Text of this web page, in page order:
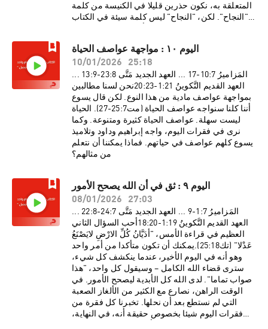
المتعلقة به، نكون حذرين قليلا في الكنيسة من كلمة
"النجاح". لكن، "النجاح" ليس كلمة سيئة في الكتاب
56) – وكل مرة في إشارة إيجابية جدا.النجاح بركة من
عند الرب (ع31، 50). النجاح أمر حسن. لكن خدمة
اليوم ١٠ : مواجهة عواصف الحياة
10/01/2026
25:18
المَزاميرُ 7:‏10-‏17 ... العهد الجديد مَتَّى 8:‏23-‏9:‏13 ...
العهد القديم التَّكوينُ 21:‏1-‏23:‏20نحن لسنا مطالبين
بمواجهة عواصف مادية من هذا النوع. لكن قال يسوع
أننا كلنا سنواجه عواصف الحياة (مت25:7-27). الحياة
ليست سهلة. عواصف الحياة كثيرة ومتنوعة. وكما
نرى في فقرات اليوم، واجه إبراهيم وداود وتلاميذ
يسوع كلهم عواصف في حياتهم. فماذا يمكننا أن نتعلم
من مثالهم؟
اليوم ٩ : ثق في أن الله يصحح الأمور
08/01/2026
27:03
المَزاميرُ 7:‏1-‏9 ... العهد الجديد مَتَّى 7:‏24-‏8:‏22 ...
العهد القديم التَّكوينُ 19:‏1-‏20:‏18أحب السؤال الثاني
العظيم في قراءة الأمس، "أدَيَّانُ كُلِّ الارْضِ لايَصْنَعُ
عَدْلا" (تك25:18).يمكنك أن تكون متأكدا من أمر واحد
وهو أنه في اليوم الأخير، عندما ينكشف كل شيء،
سترى قضاء الله الكامل – وسيقول كل واحد، "هذا
صواب تماما". لدى الله كل الأبدية ليصحح الأمور. في
الوقت الراهن، نصارع مع الكثير من الألغاز الصعبة
التي لم نستطع بعد أن نحلها. تخبرنا كل فقرة من
فقرات اليوم شيئا بخصوص حقيقة أنه، في النهاية،